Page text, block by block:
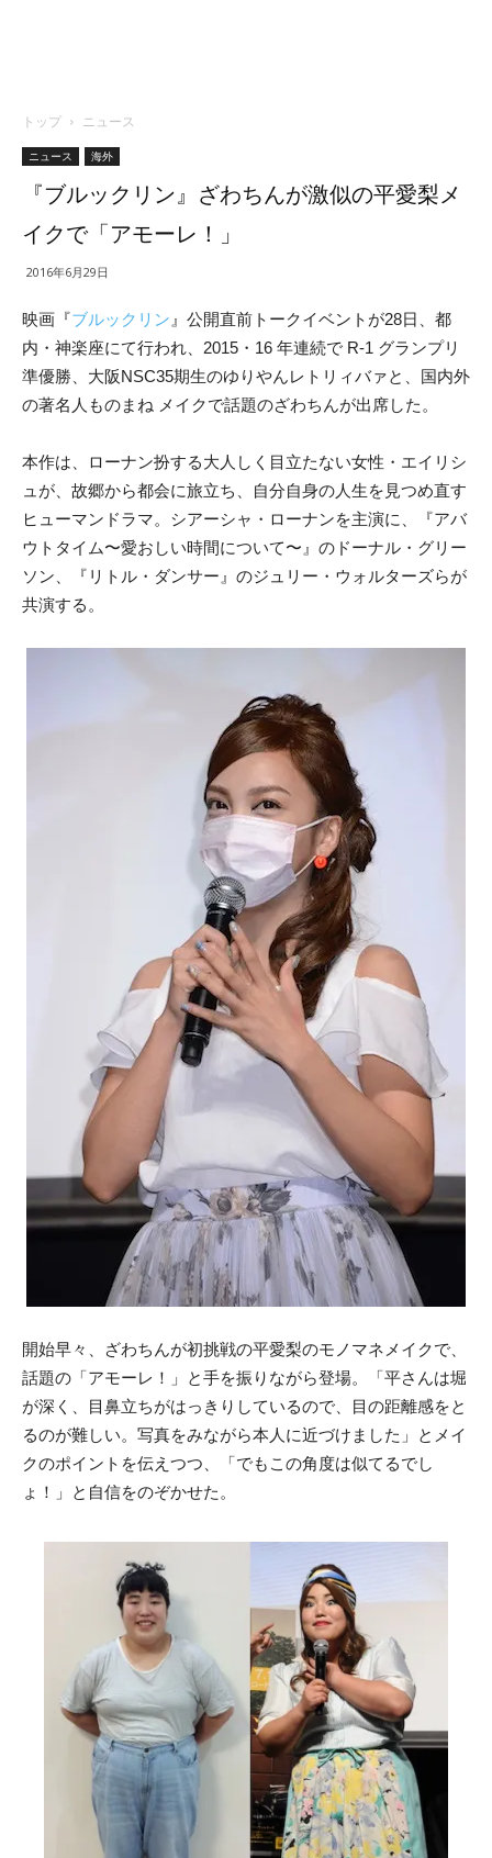
トップ ニュース
ニュース 海外
『ブルックリン』ざわちんが激似の平愛梨メ
イクで「アモーレ！」
2016年6月29日
映画『ブルックリン 』公開直前トークイベントが28日、都
内・神楽座にて行われ、2015・16 年連続で R-1 グランプリ
準優勝、大阪NSC35期生のゆりやんレトリィバァと、国内外
の著名人ものまね メイクで話題のざわちんが出席した。
本作は、ローナン扮する大人しく目立たない女性・エイリシ
ュが、故郷から都会に旅立ち、自分自身の人生を見つめ直す
ヒューマンドラマ。シアーシャ・ローナンを主演に、『アバ
ウトタイム〜愛おしい時間について〜』のドーナル・グリー
ソン、『リトル・ダンサー』のジュリー・ウォルターズらが
共演する。
開始早々、ざわちんが初挑戦の平愛梨のモノマネメイクで、
話題の「アモーレ！」と手を振りながら登場。「平さんは堀
が深く、目鼻立ちがはっきりしているので、目の距離感をと
るのが難しい。写真をみながら本人に近づけました」とメイ
クのポイントを伝えつつ、「でもこの角度は似てるでし
ょ！」と自信をのぞかせた。